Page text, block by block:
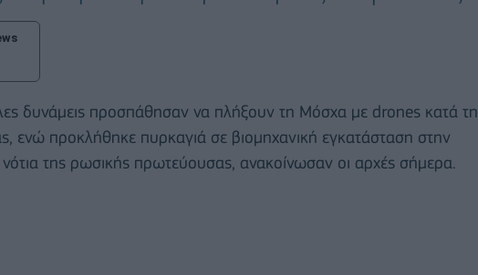
δυνάμεις προσπάθησαν να πλήξουν τη Μόσχα με drones κατά τη
ενώ προκλήθηκε πυρκαγιά σε βιομηχανική εγκατάσταση στην
νότια της ρωσικής πρωτεύουσας, ανακοίνωσαν οι αρχές σήμερα.